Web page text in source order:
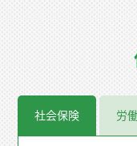
社会保険 労